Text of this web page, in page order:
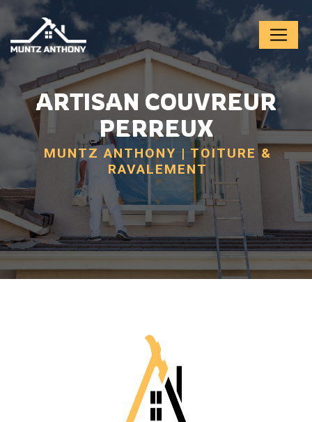
ARTISAN COUVREUR
PERREUX
MUNTZ ANTHONY | TOITURE &
RAVALEMENT
Panneau de gestion des cookies